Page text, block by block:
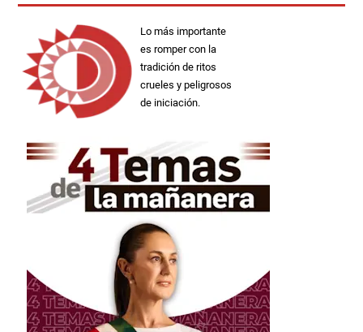
Lo más importante
es romper con la
tradición de ritos
crueles y peligrosos
de iniciación.